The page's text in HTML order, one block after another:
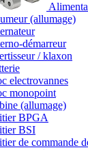
(allumage)
démarreur
/ klaxon
electrovannes
monopoint
(allumage)
BPGA
BSI
de commande